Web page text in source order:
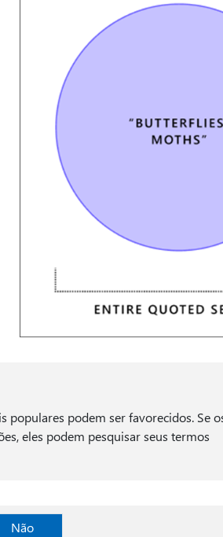
populares podem ser favorecidos. Se
eles podem pesquisar seus termos
Não